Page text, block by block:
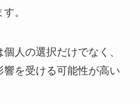
。
人の選択だけでなく、
を受ける可能性が高い